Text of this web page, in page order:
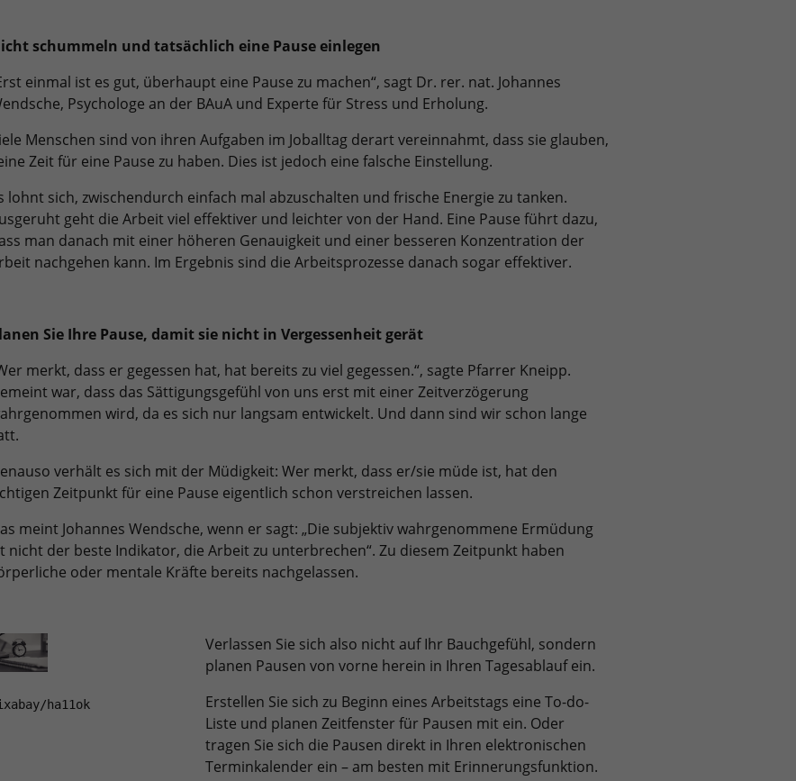
schummeln und tatsächlich eine Pause einlegen
einmal ist es gut, überhaupt eine Pause zu machen“, sagt Dr. rer. nat. Johannes
Psychologe an der BAuA und Experte für Stress und Erholung.
Menschen sind von ihren Aufgaben im Joballtag derart vereinnahmt, dass sie glauben,
Zeit für eine Pause zu haben. Dies ist jedoch eine falsche Einstellung.
lohnt sich, zwischendurch einfach mal abzuschalten und frische Energie zu tanken.
geht die Arbeit viel effektiver und leichter von der Hand. Eine Pause führt dazu,
man danach mit einer höheren Genauigkeit und einer besseren Konzentration der
nachgehen kann. Im Ergebnis sind die Arbeitsprozesse danach sogar effektiver.
Sie Ihre Pause, damit sie nicht in Vergessenheit gerät
merkt, dass er gegessen hat, hat bereits zu viel gegessen.“, sagte Pfarrer Kneipp.
war, dass das Sättigungsgefühl von uns erst mit einer Zeitverzögerung
wird, da es sich nur langsam entwickelt. Und dann sind wir schon lange
verhält es sich mit der Müdigkeit: Wer merkt, dass er/sie müde ist, hat den
Zeitpunkt für eine Pause eigentlich schon verstreichen lassen.
meint Johannes Wendsche, wenn er sagt: „Die subjektiv wahrgenommene Ermüdung
nicht der beste Indikator, die Arbeit zu unterbrechen“. Zu diesem Zeitpunkt haben
oder mentale Kräfte bereits nachgelassen.
ha11ok
Verlassen Sie sich also nicht auf Ihr Bauchgefühl, sondern
planen Pausen von vorne herein in Ihren Tagesablauf ein.
Erstellen Sie sich zu Beginn eines Arbeitstags eine To-do-
Liste und planen Zeitfenster für Pausen mit ein. Oder
tragen Sie sich die Pausen direkt in Ihren elektronischen
Terminkalender ein – am besten mit Erinnerungsfunktion.
und es wird ihm Zugang zu geschützten
verfolgen. Die Cookies speichern
Informationen anonym und weisen eine
randoly generierte Nummer zu, um
eindeutige Besucher zu identifizieren.
Name _gid
Anbieter Google Analytics
Laufzeit 1 Tag
Dieses Cookie wird von Google Analytics
Besucher eine Website nutzen, und hilft bei
wie es der Website geht. Die erhobenen
Daten umfassen die Anzahl der Besucher, die
Quelle, aus der sie stammen, und die Seiten
Name _ga_R87XN5WRM2
Anbieter Google LLC
Laufzeit 2 Jahre
Zweck
über die Google Ihre bevorzugten
Einstellungen und andere Informationen
Sprache (z. B. Deutsch), wie viele
Suchergebnisse pro Seite angezeigt werden
SafeSearch-Filter aktiviert sein soll.
Informationen anzubieten.